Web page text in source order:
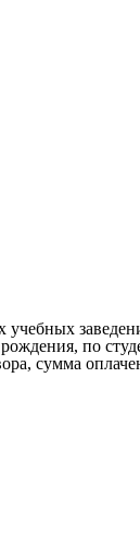
по
сумма